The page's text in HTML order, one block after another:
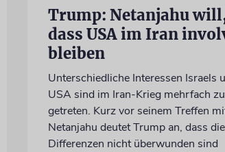
Trump: Netanjahu
dass USA im Iran
bleiben
Unterschiedliche Interessen Israels
USA sind im Iran-Krieg mehrfach
getreten. Kurz vor seinem Treffen
Netanjahu deutet Trump an, dass die
Differenzen nicht überwunden sind